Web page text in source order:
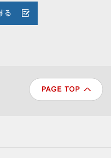
る